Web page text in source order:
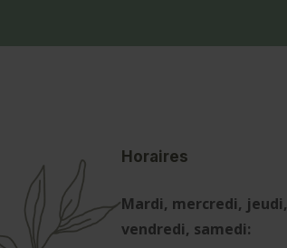
Horaires
Mardi, mercredi, jeudi,
vendredi, samedi: